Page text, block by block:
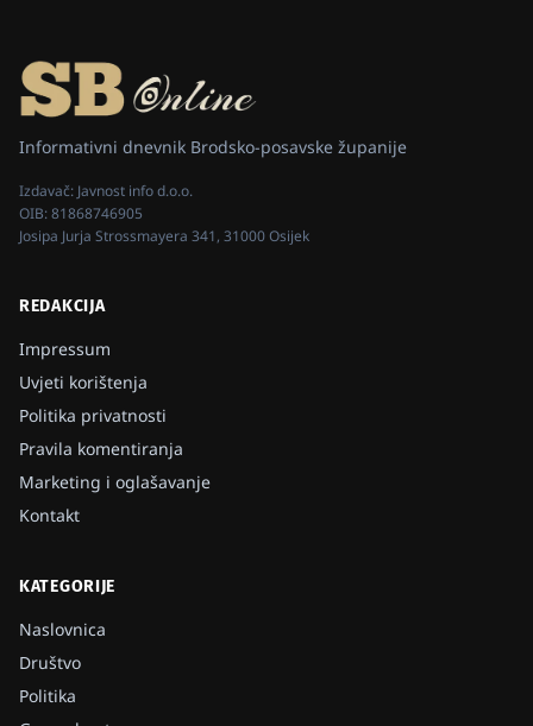
Informativni dnevnik Brodsko-posavske županije
Izdavač: Javnost info d.o.o.
OIB:81868746905
Josipa Jurja Strossmayera 341, 31000 Osijek
REDAKCIJA
Impressum
Uvjeti korištenja
Politika privatnosti
Pravila komentiranja
Marketing i oglašavanje
Kontakt
KATEGORIJE
Naslovnica
Društvo
Politika